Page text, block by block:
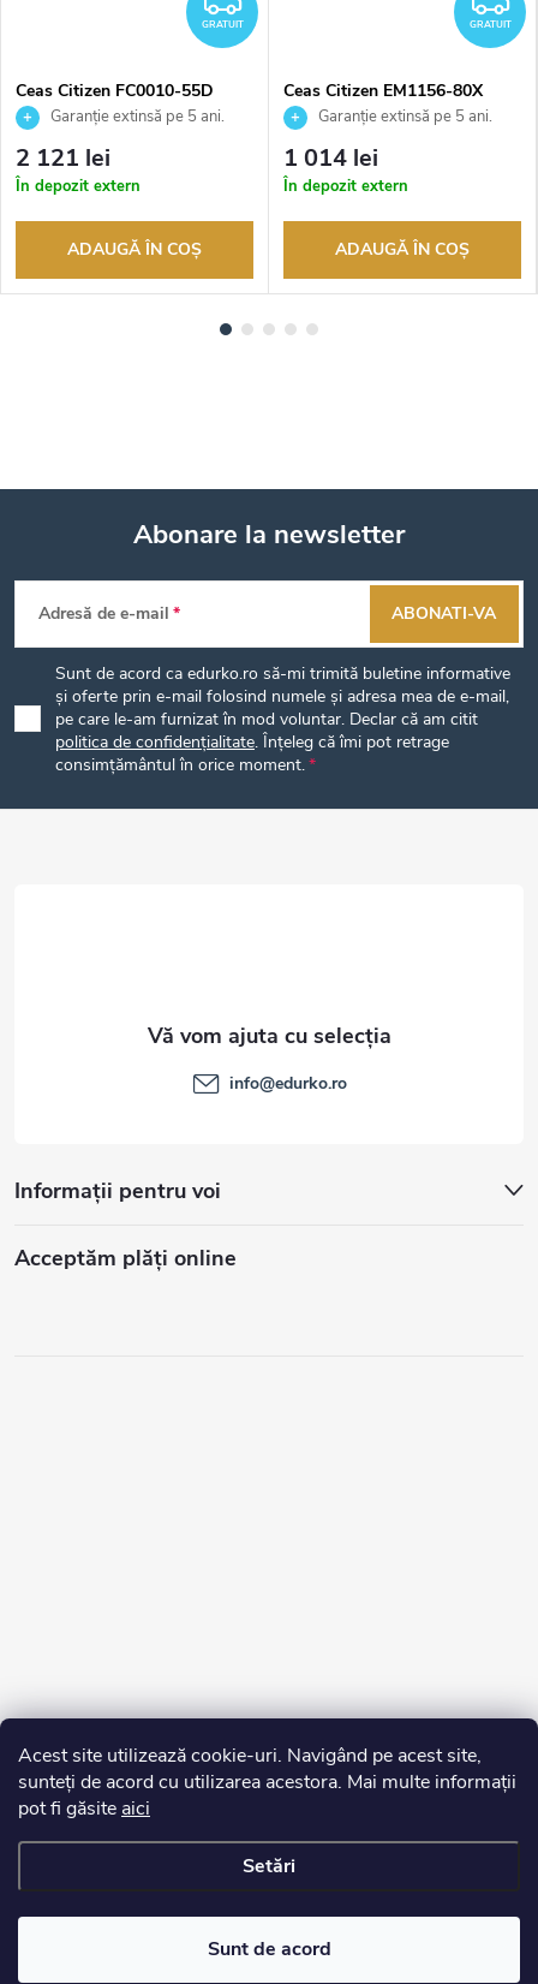
Acest site utilizează cookie-uri. Navigând pe acest site,
sunteți de acord cu utilizarea acestora. Mai multe informații
pot fi găsite aici
Setări
Sunt de acord
GRATUIT
Ceas Citizen FC0010-55D
Garanție extinsă pe 5 ani.
Până la 100 de zile pentru
returnarea bunurilor. Vânzător
autorizat
2 121 lei
În depozit extern
ADAUGĂ ÎN COŞ
GRATUIT
Ceas Citizen EM1156-80X
Garanție extinsă pe 5 ani.
Până la 100 de zile pentru
returnarea bunurilor. Vânzător
autorizat
1 014 lei
În depozit extern
ADAUGĂ ÎN COŞ
S
u
b
o
Abonare la newsletter
Adresă de e-mail
Sunt de acord ca edurko.ro să-mi trimită buletine informative
și oferte prin e-mail folosind numele și adresa mea de e-mail,
pe care le-am furnizat în mod voluntar. Declar că am citit
politica de confidențialitate. Înțeleg că îmi pot retrage
consimțământul în orice moment.
ABONATI-VA
Informații pentru voi
Acceptăm plăţi online
info@edurko.ro
Drepturi de autor 2026Edurko.ro. Toate drepturile rezervate.